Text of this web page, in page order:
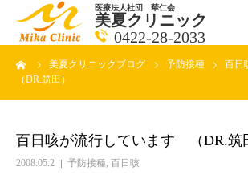
医療法人社団 華仁会
美夏クリニック
0422-28-2033
美夏クリニックブログ 予防接種
百日
（DR.筑田）
百日咳が流行しています （DR.筑
2008.05.2 予防接種, 百日咳
医師紹介
クリニックの紹介